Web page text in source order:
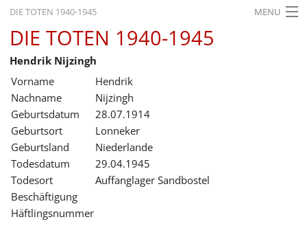
DIE TOTEN 1940-1945 MENU
STARTSEITE
AKTUELLES
AUSSTELLUNGEN
GESCHICHTE
BILDUNG
FORSCHUNG
SERVICE
DIE TOTEN 1940-1945
Hendrik Nijzingh
Vorname
Hendrik
Nachname
Nijzingh
Geburtsdatum
28.07.1914
Geburtsort
Lonneker
Geburtsland
Niederlande
Todesdatum
29.04.1945
Todesort
Auffanglager Sandbostel
Beschäftigung
Häftlingsnummer